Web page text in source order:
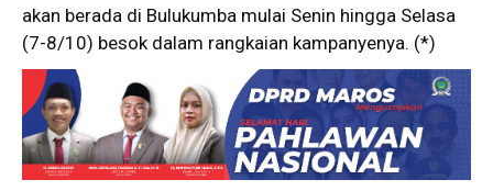
akan berada di Bulukumba mulai Senin hingga Selasa
(7-8/10) besok dalam rangkaian kampanyenya. (*)